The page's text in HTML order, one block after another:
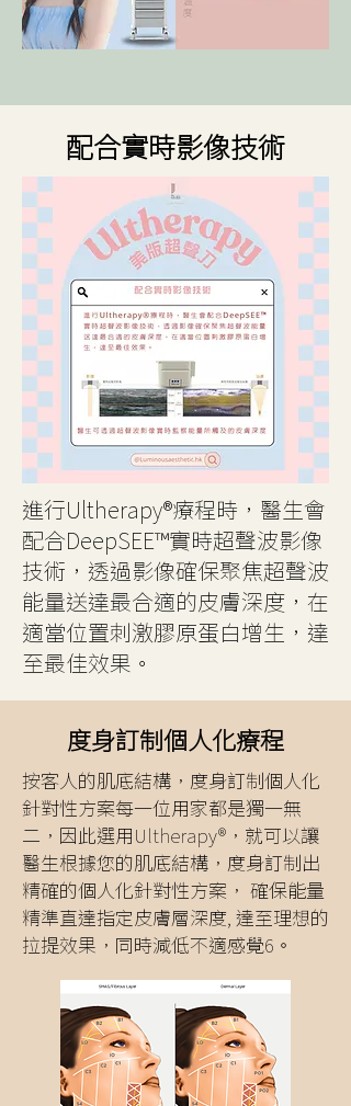
配合實時影像技術
進行Ultherapy®療程時，醫生會
配合DeepSEE™實時超聲波影像
技術，透過影像確保聚焦超聲波
能量送達最合適的皮膚深度，在
適當位置刺激膠原蛋白增生，達
至最佳效果。
度身訂制個人化療程
按客人的肌底結構，度身訂制個人化
針對性方案每一位用家都是獨一無
二，因此選用Ultherapy®，就可以讓
醫生根據您的肌底結構，度身訂制出
精確的個人化針對性方案， 確保能量
精準直達指定皮膚層深度, 達至理想的
拉提效果，同時減低不適感覺6。